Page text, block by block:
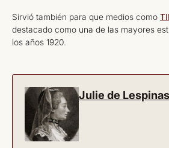
Sirvió también para que medios como
destacado como una de las mayores
los años 1920.
Julie de